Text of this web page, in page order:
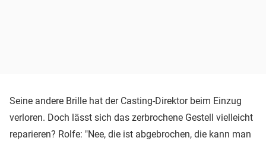
Seine andere Brille hat der Casting-Direktor beim Einzug
verloren. Doch lässt sich das zerbrochene Gestell vielleicht
reparieren? Rolfe: "Nee, die ist abgebrochen, die kann man